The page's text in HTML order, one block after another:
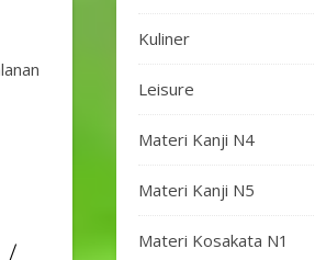
Kuliner
Leisure
Materi Kanji N4
Materi Kanji N5
Materi Kosakata N1